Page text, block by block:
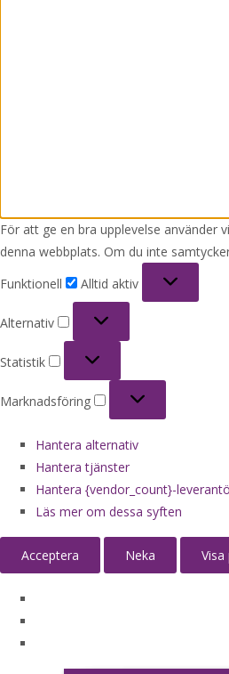
För att ge en bra upplevelse använder
denna webbplats. Om du inte
Funktionell
Alltid aktiv
Alternativ
Statistik
Marknadsföring
Hantera alternativ
Hantera tjänster
Hantera {vendor_count}-
Läs mer om dessa syften
Acceptera Neka